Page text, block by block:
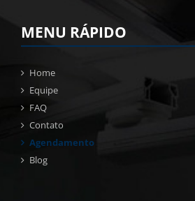
MENU RÁPIDO
Home
Equipe
FAQ
Contato
Agendamento
Blog